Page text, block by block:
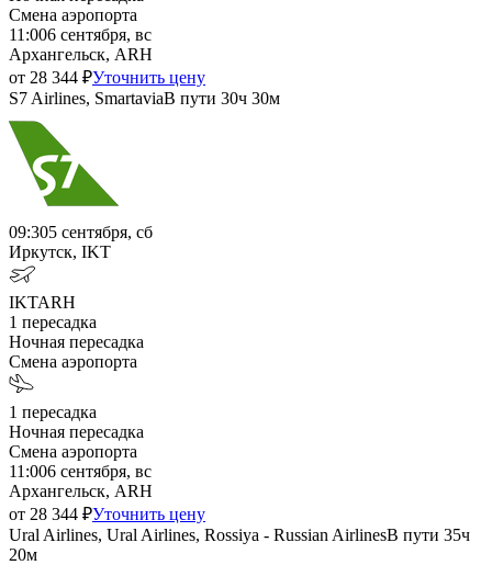
Смена аэропорта
11:006 сентября, вс
Архангельск, ARH
от 28 344 ₽Уточнить цену
S7 Airlines, SmartaviaВ пути 30ч 30м
09:305 сентября, сб
Иркутск, IKT
IKTARH
1 пересадка
Ночная пересадка
Смена аэропорта
1 пересадка
Ночная пересадка
Смена аэропорта
11:006 сентября, вс
Архангельск, ARH
от 28 344 ₽Уточнить цену
Ural Airlines, Ural Airlines, Rossiya - Russian AirlinesВ пути 35ч
20м